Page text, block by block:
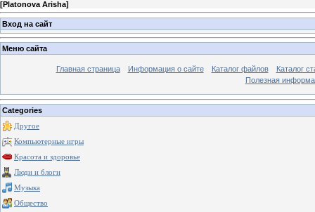
[Platonova Arisha]
Вход на сайт
Меню сайта
Главная страница Информация о сайте Каталог файлов
Каталог
Полезная
Categories
Другое
Компьютерные игры
Красота и здоровье
Люди и блоги
Музыка
Общество